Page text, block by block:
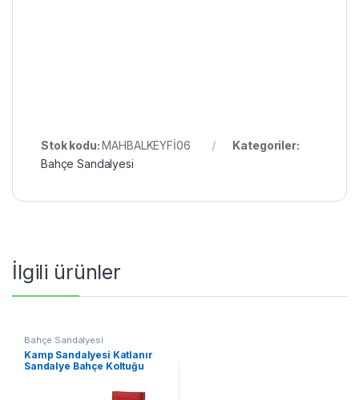
Stok kodu:MAHBALKEYFİ06
Kategoriler:
Bahçe Sandalyesi
İlgili ürünler
Bahçe Sandalyesi
Kamp Sandalyesi Katlanır
Sandalye Bahçe Koltuğu
Sandalyesi Kırmızı 1 ADET